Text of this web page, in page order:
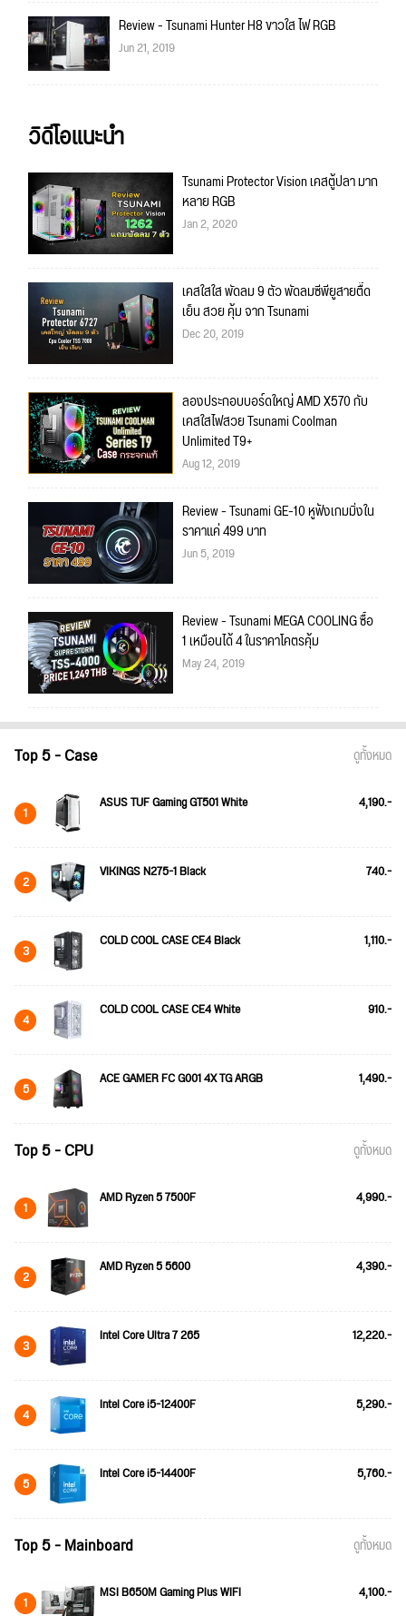
Review - Tsunami Hunter H8 ขาวใส ไฟ RGB
Jun 21, 2019
วิดีโอแนะนำ
Tsunami Protector Vision เคสตู้ปลา มาก
หลาย RGB
Jan 2, 2020
เคสใสใส พัดลม 9 ตัว พัดลมซีพียูสายตื๊ด
เย็น สวย คุ้ม จาก Tsunami
Dec 20, 2019
ลองประกอบบอร์ดใหญ่ AMD X570 กับ
เคสใสไฟสวย Tsunami Coolman
Unlimited T9+
Aug 12, 2019
Review - Tsunami GE-10 หูฟังเกมมิ่งใน
ราคาแค่ 499 บาท
Jun 5, 2019
Review - Tsunami MEGA COOLING ซื้อ
1 เหมือนได้ 4 ในราคาโคตรคุ้ม
May 24, 2019
Top 5 - Case ดูทั้งหมด
1 ASUS TUF Gaming GT501 White 4,190.-
2 VIKINGS N275-1 Black 740.-
3 COLD COOL CASE CE4 Black 1,110.-
4 COLD COOL CASE CE4 White 910.-
5 ACE GAMER FC G001 4X TG ARGB 1,490.-
Top 5 - CPU ดูทั้งหมด
1 AMD Ryzen 5 7500F 4,990.-
2 AMD Ryzen 5 5600 4,390.-
3 Intel Core Ultra 7 265 12,220.-
4 Intel Core i5-12400F 5,290.-
5 Intel Core i5-14400F 5,760.-
Top 5 - Mainboard ดูทั้งหมด
1 MSI B650M Gaming Plus WIFI 4,100.-